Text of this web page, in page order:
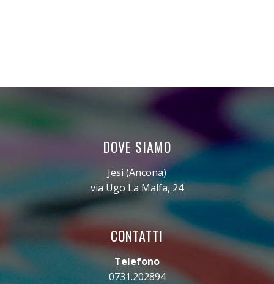
DOVE SIAMO
Jesi (Ancona)
via Ugo La Malfa, 24
CONTATTI
Telefono
0731.202894